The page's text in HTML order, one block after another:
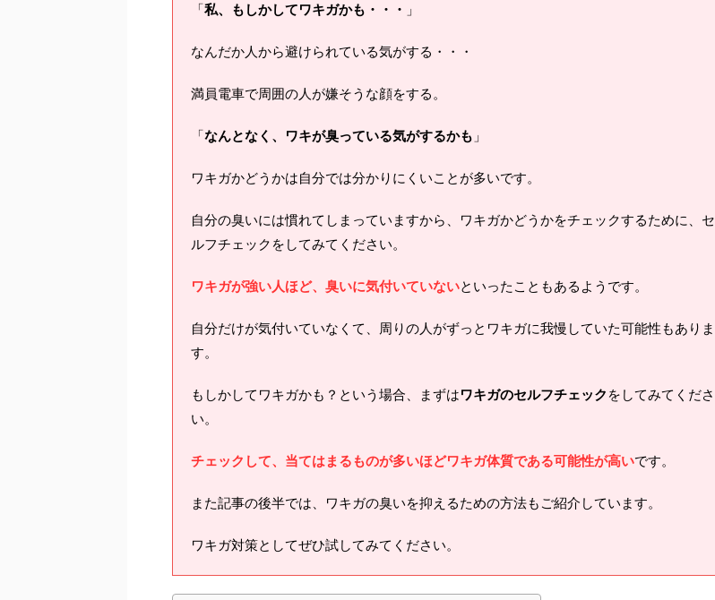
「私、もしかしてワキガかも・・・ 」
なんだか人から避けられている気がする・・・
満員電車で周囲の人が嫌そうな顔をする。
「なんとなく、ワキが臭っている気がするかも 」
ワキガかどうかは自分では分かりにくいことが多いです。
自分の臭いには慣れてしまっていますから、ワキガかどうかをチェックするために、セ
ルフチェックをしてみてください。
ワキガが強い人ほど、臭いに気付いていないといったこともあるようです。
自分だけが気付いていなくて、周りの人がずっとワキガに我慢していた可能性もありま
す。
もしかしてワキガかも？という場合、まずはワキガのセルフチェック をしてみてくださ
い。
チェックして、当てはまるものが多いほどワキガ体質である可能性が高いです。
また記事の後半では、ワキガの臭いを抑えるための方法もご紹介しています。
ワキガ対策としてぜひ試してみてください。